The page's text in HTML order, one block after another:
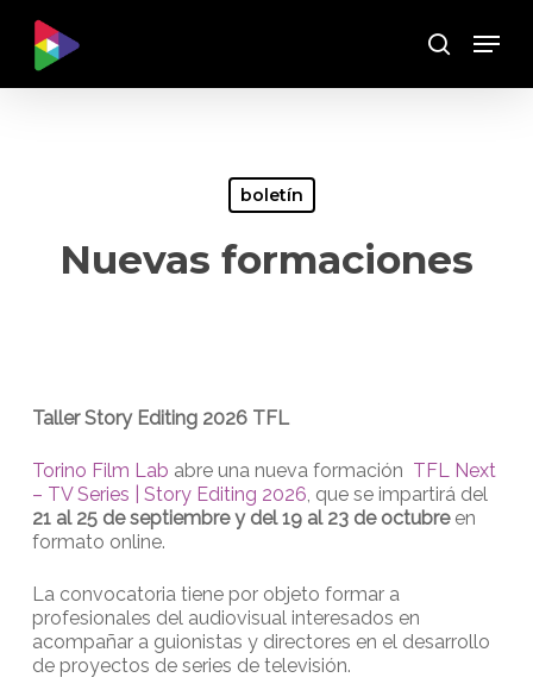
main
Buscar
Menu
boletín
Nuevas formaciones
Taller Story Editing 2026 TFL
Torino Film Lab abre una nueva formación TFL Next
– TV Series | Story Editing 2026, que se impartirá del
21 al 25 de septiembre y del 19 al 23 de octubreen
formato online.
La convocatoria tiene por objeto formar a
profesionales del audiovisual interesados en
acompañar a guionistas y directores en el desarrollo
de proyectos de series de televisión.